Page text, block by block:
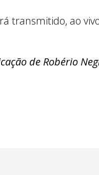
transmitido, ao
de Robério